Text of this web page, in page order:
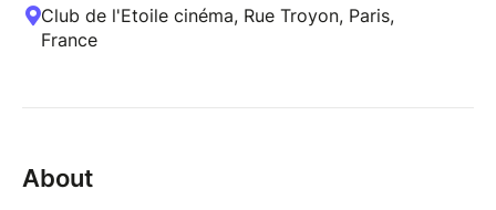
Club de l'Etoile cinéma, Rue Troyon, Paris,
France
About